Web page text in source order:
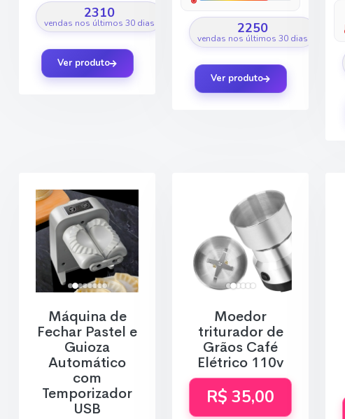
2310
vendas nos últimos 30 dias
Ver produto
2250
vendas nos últimos 30 dias
Ver produto
Máquina de
Fechar Pastel e
Guioza
Automático
com
Temporizador
USB
Moedor
triturador de
Grãos Café
Elétrico 110v
R$ 35,00